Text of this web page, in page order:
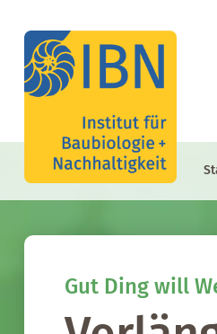
Gut Ding will